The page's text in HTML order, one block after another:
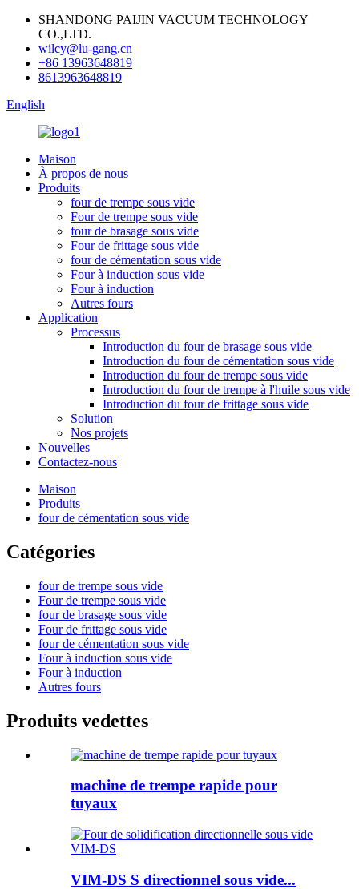
SHANDONG PAIJIN VACUUM TECHNOLOGY
CO.,LTD.
wilcy@lu-gang.cn
+86 13963648819
8613963648819
English
Maison
À propos de nous
Produits
four de trempe sous vide
Four de trempe sous vide
four de brasage sous vide
Four de frittage sous vide
four de cémentation sous vide
Four à induction sous vide
Four à induction
Autres fours
Application
Processus
Introduction du four de brasage sous vide
Introduction du four de cémentation sous vide
Introduction du four de trempe sous vide
Introduction du four de trempe à l'huile sous vide
Introduction du four de frittage sous vide
Solution
Nos projets
Nouvelles
Contactez-nous
Maison
Produits
four de cémentation sous vide
Catégories
four de trempe sous vide
Four de trempe sous vide
four de brasage sous vide
Four de frittage sous vide
four de cémentation sous vide
Four à induction sous vide
Four à induction
Autres fours
Produits vedettes
machine de trempe rapide pour
tuyaux
VIM-DS S directionnel sous vide...